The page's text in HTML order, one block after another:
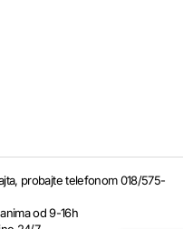
probajte telefonom 018/575-
od 9-16h